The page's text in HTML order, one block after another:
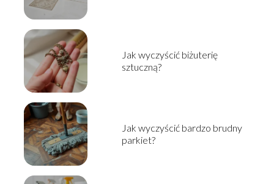
Jak wyczyścić biżuterię
sztuczną?
Jak wyczyścić bardzo brudny
parkiet?